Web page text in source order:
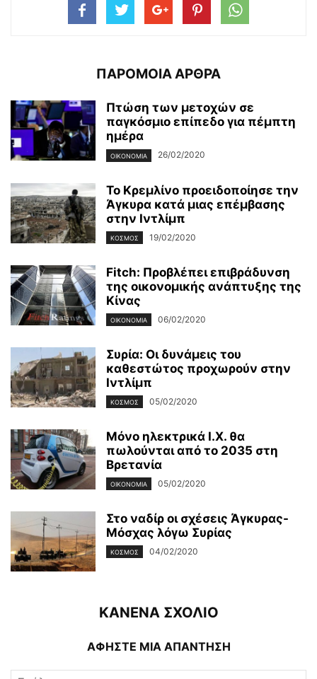
ΠΑΡΟΜΟΙΑ ΑΡΘΡΑ
Πτώση των μετοχών σε
παγκόσμιο επίπεδο για πέμπτη
ημέρα
ΟΙΚΟΝΟΜΊΑ 26/02/2020
Το Κρεμλίνο προειδοποίησε την
Άγκυρα κατά μιας επέμβασης
στην Ιντλίμπ
ΚΌΣΜΟΣ 19/02/2020
Fitch: Προβλέπει επιβράδυνση
της οικονομικής ανάπτυξης της
Κίνας
ΟΙΚΟΝΟΜΊΑ 06/02/2020
Συρία: Οι δυνάμεις του
καθεστώτος προχωρούν στην
Ιντλίμπ
ΚΌΣΜΟΣ 05/02/2020
Μόνο ηλεκτρικά Ι.Χ. θα
πωλούνται από το 2035 στη
Βρετανία
ΟΙΚΟΝΟΜΊΑ 05/02/2020
Στο ναδίρ οι σχέσεις Άγκυρας-
Μόσχας λόγω Συρίας
ΚΌΣΜΟΣ 04/02/2020
ΚΑΝΕΝΑ ΣΧΟΛΙΟ
ΑΦΗΣΤΕ ΜΙΑ ΑΠΑΝΤΗΣΗ